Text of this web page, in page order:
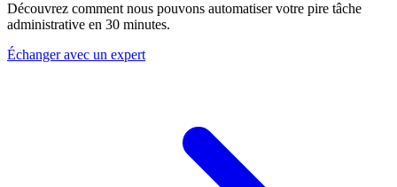
Découvrez comment nous pouvons automatiser votre pire tâche
administrative en 30 minutes.
Échanger avec un expert